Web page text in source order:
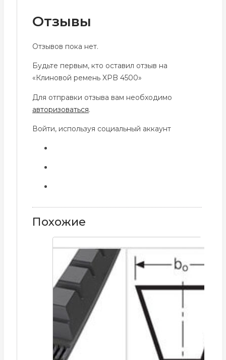
Отзывы
Отзывов пока нет.
Будьте первым, кто оставил отзыв на
«Клиновой ремень XPB 4500»
Для отправки отзыва вам необходимо
авторизоваться.
Войти, используя социальный аккаунт
Похожие